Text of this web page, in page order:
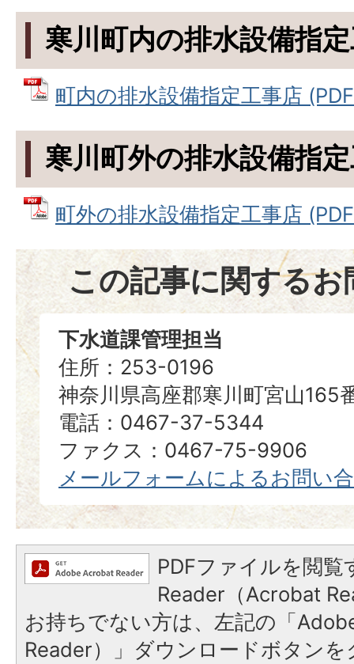
寒川町内の排水設備指
町内の排水設備指定工事店
寒川町外の排水設備指
町外の排水設備指定工事店
この記事に関するお
下水道課管理担当
住所：253-0196
神奈川県高座郡寒川町宮山165
電話：0467-37-5344
ファクス：0467-75-9906
メールフォームによるお問い
PDFファイルを閲
Reader（Acrobat
お持ちでない方は、左記の「
Reader）」ダウンロードボタン